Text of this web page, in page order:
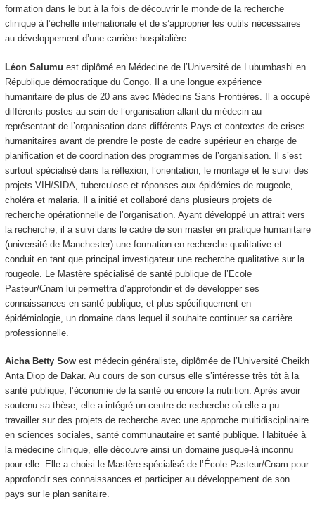
formation dans le but à la fois de découvrir le monde de la recherche
clinique à l’échelle internationale et de s’approprier les outils nécessaires
au développement d’une carrière hospitalière.
Léon Salumu est diplômé en Médecine de l’Université de Lubumbashi en
République démocratique du Congo. Il a une longue expérience
humanitaire de plus de 20 ans avec Médecins Sans Frontières. Il a occupé
différents postes au sein de l’organisation allant du médecin au
représentant de l’organisation dans différents Pays et contextes de crises
humanitaires avant de prendre le poste de cadre supérieur en charge de
planification et de coordination des programmes de l’organisation. Il s’est
surtout spécialisé dans la réflexion, l’orientation, le montage et le suivi des
projets VIH/SIDA, tuberculose et réponses aux épidémies de rougeole,
choléra et malaria. Il a initié et collaboré dans plusieurs projets de
recherche opérationnelle de l’organisation. Ayant développé un attrait vers
la recherche, il a suivi dans le cadre de son master en pratique humanitaire
(université de Manchester) une formation en recherche qualitative et
conduit en tant que principal investigateur une recherche qualitative sur la
rougeole. Le Mastère spécialisé de santé publique de l’Ecole
Pasteur/Cnam lui permettra d’approfondir et de développer ses
connaissances en santé publique, et plus spécifiquement en
épidémiologie, un domaine dans lequel il souhaite continuer sa carrière
professionnelle.
Aicha Betty Sow est médecin généraliste, diplômée de l’Université Cheikh
Anta Diop de Dakar. Au cours de son cursus elle s’intéresse très tôt à la
santé publique, l’économie de la santé ou encore la nutrition. Après avoir
soutenu sa thèse, elle a intégré un centre de recherche où elle a pu
travailler sur des projets de recherche avec une approche multidisciplinaire
en sciences sociales, santé communautaire et santé publique. Habituée à
la médecine clinique, elle découvre ainsi un domaine jusque-là inconnu
pour elle. Elle a choisi le Mastère spécialisé de l’École Pasteur/Cnam pour
approfondir ses connaissances et participer au développement de son
pays sur le plan sanitaire.